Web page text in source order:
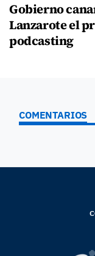
Gobierno
Lanzarote el
podcasting
COMENTARIOS